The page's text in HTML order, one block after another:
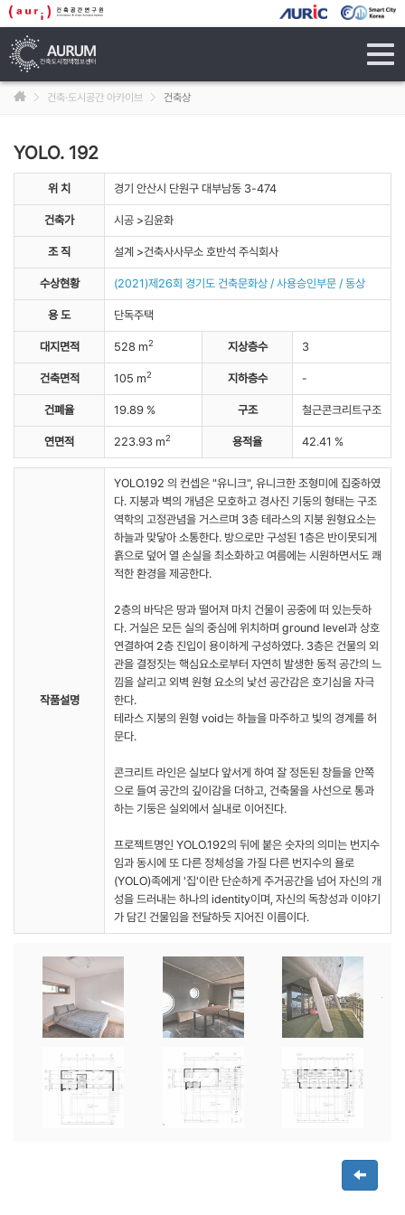
건축·도시공간 아카이브 건축상
YOLO. 192
위 치 경기 안산시 단원구 대부남동 3-474
건축가 시공 >김윤화
조 직 설계 >건축사사무소 호반석 주식회사
수상현황 (2021)제26회 경기도 건축문화상 / 사용승인부문 / 동상
용 도 단독주택
대지면적 528 m2 지상층수 3
건축면적 105 m2 지하층수 -
건폐율 19.89 % 구조 철근콘크리트구조
연면적 223.93 m2 용적율 42.41 %
작품설명
YOLO.192 의 컨셉은 "유니크", 유니크한 조형미에 집중하였
다. 지붕과 벽의 개념은 모호하고 경사진 기둥의 형태는 구조
역학의 고정관념을 거스르며 3층 테라스의 지붕 원형요소는
하늘과 맞닿아 소통한다. 방으로만 구성된 1층은 반이못되게
흙으로 덮어 열 손실을 최소화하고 여름에는 시원하면서도 쾌
적한 환경을 제공한다.
2층의 바닥은 땅과 떨어져 마치 건물이 공중에 떠 있는듯하
다. 거실은 모든 실의 중심에 위치하며 ground level과 상호
연결하여 2층 진입이 용이하게 구성하였다. 3층은 건물의 외
관을 결정짓는 핵심요소로부터 자연히 발생한 동적 공간의 느
낌을 살리고 외벽 원형 요소의 낯선 공간감은 호기심을 자극
한다.
테라스 지붕의 원형 void는 하늘을 마주하고 빛의 경계를 허
문다.
콘크리트 라인은 실보다 앞서게 하여 잘 정돈된 창들을 안쪽
으로 들여 공간의 깊이감을 더하고, 건축물을 사선으로 통과
하는 기둥은 실외에서 실내로 이어진다.
프로젝트명인 YOLO.192의 뒤에 붙은 숫자의 의미는 번지수
임과 동시에 또 다른 정체성을 가질 다른 번지수의 욜로
(YOLO)족에게 '집'이란 단순하게 주거공간을 넘어 자신의 개
성을 드러내는 하나의 identity이며, 자신의 독창성과 이야기
가 담긴 건물임을 전달하듯 지어진 이름이다.